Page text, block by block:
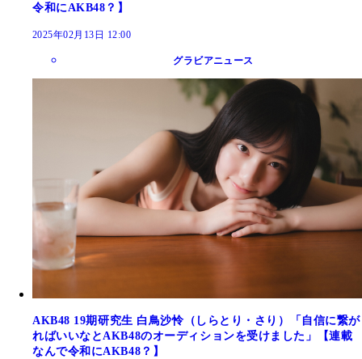
令和にAKB48？】
2025年02月13日 12:00
グラビアニュース
AKB48 19期研究生 白鳥沙怜（しらとり・さり）「自信に繋が
ればいいなとAKB48のオーディションを受けました」【連載
なんで令和にAKB48？】